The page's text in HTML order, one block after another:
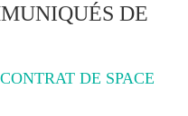
DE
DE SPACE